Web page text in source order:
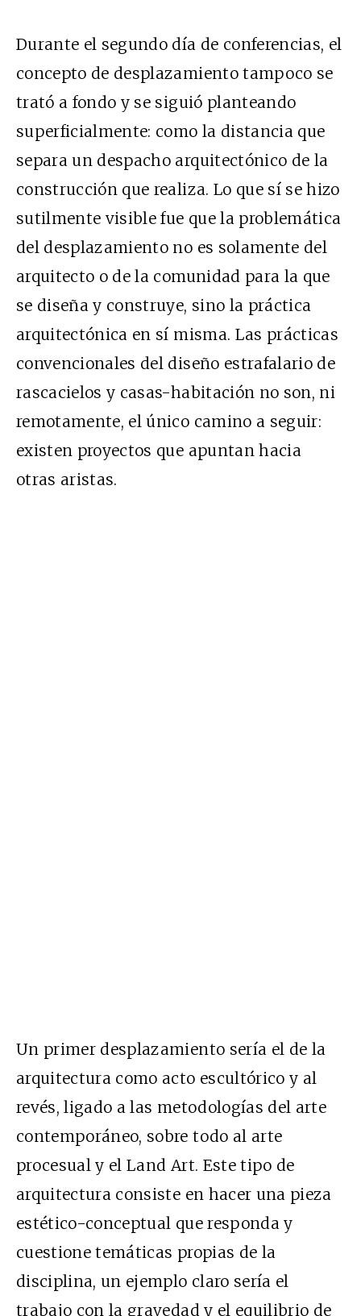
Durante el segundo día de conferencias, el
concepto de desplazamiento tampoco se
trató a fondo y se siguió planteando
superficialmente: como la distancia que
separa un despacho arquitectónico de la
construcción que realiza. Lo que sí se hizo
sutilmente visible fue que la problemática
del desplazamiento no es solamente del
arquitecto o de la comunidad para la que
se diseña y construye, sino la práctica
arquitectónica en sí misma. Las prácticas
convencionales del diseño estrafalario de
rascacielos y casas-habitación no son, ni
remotamente, el único camino a seguir:
existen proyectos que apuntan hacia
otras aristas.
Un primer desplazamiento sería el de la
arquitectura como acto escultórico y al
revés, ligado a las metodologías del arte
contemporáneo, sobre todo al arte
procesual y el Land Art. Este tipo de
arquitectura consiste en hacer una pieza
estético-conceptual que responda y
cuestione temáticas propias de la
disciplina, un ejemplo claro sería el
trabajo con la gravedad y el equilibrio de